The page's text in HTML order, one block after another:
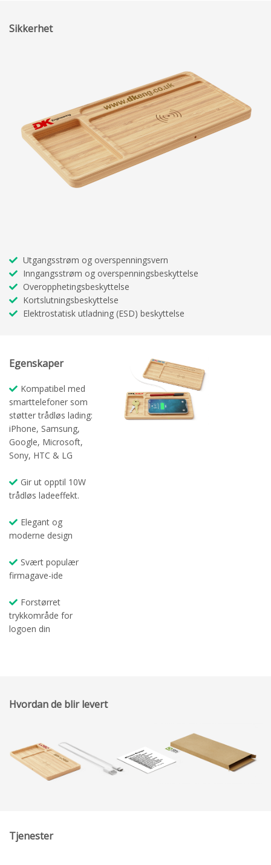
Sikkerhet
Utgangsstrøm og overspenningsvern
Inngangsstrøm og overspenningsbeskyttelse
Overopphetingsbeskyttelse
Kortslutningsbeskyttelse
Elektrostatisk utladning (ESD) beskyttelse
Egenskaper
Kompatibel med
smarttelefoner som
støtter trådløs lading:
iPhone, Samsung,
Google, Microsoft,
Sony, HTC & LG
Gir ut opptil 10W
trådløs ladeeffekt.
Elegant og
moderne design
Svært populær
firmagave-ide
Forstørret
trykkområde for
logoen din
Hvordan de blir levert
Tjenester